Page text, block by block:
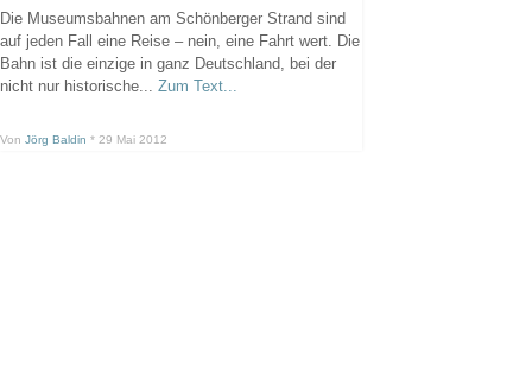
Die Museumsbahnen am Schönberger Strand sind
auf jeden Fall eine Reise – nein, eine Fahrt wert. Die
Bahn ist die einzige in ganz Deutschland, bei der
nicht nur historische... Zum Text...
Von Jörg Baldin * 29 Mai 2012